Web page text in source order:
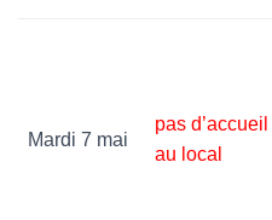
Mardi 7 mai
pas d’accueil
au local